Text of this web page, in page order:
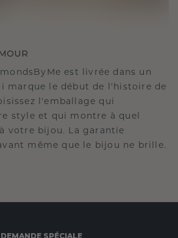
est livrée dans un
marque le début de l'histoire de
l'emballage qui
style et qui montre à quel
votre bijou. La garantie
même que le bijou ne brille.
DEMANDE SPÉCIALE